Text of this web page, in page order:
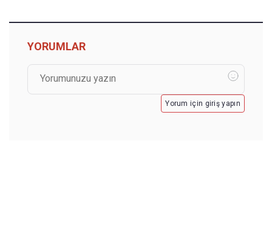
YORUMLAR
Yorum için giriş yapın